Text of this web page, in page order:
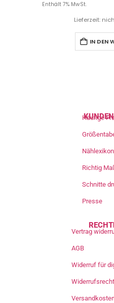
Enthält 7% MwSt.
Lieferzeit:
IN DEN
Häufige
Nählexikon
Richtig
Schnitte
Presse
Vertrag
AGB
Widerruf für
Widerrufsrecht